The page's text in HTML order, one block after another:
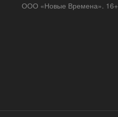
ООО «Новые Времена». 16+